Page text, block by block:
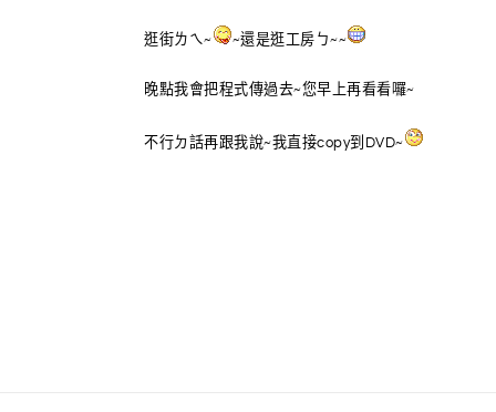
逛街ㄌㄟ~ ~還是逛工房ㄅ~~
晚點我會把程式傳過去~您早上再看看囉~
不行ㄉ話再跟我說~我直接copy到DVD~